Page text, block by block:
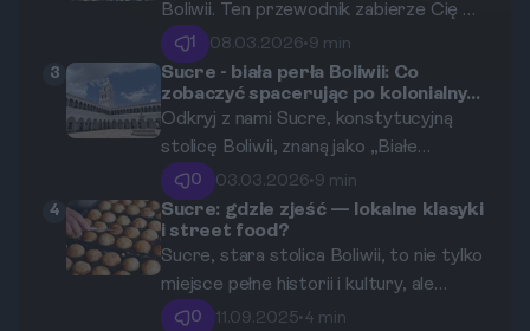
Twój pobyt w „Białym Mieście” był
niezapomniany.
Boliwii. Ten przewodnik zabierze Cię w
podróż po kolonialnych uliczkach,
smakach lokalnej kuchni, historii Inków i
prehistorycznych śladach dinozaurów,
pokazując, dlaczego to miasto jest
idealną alternatywą dla zatłoczonych
kurortów.
1 08.03.2026•9 min
3
Sucre - biała perła Boliwii: Co
zobaczyć spacerując po kolonialnych
uliczkach?
Odkryj z nami Sucre, konstytucyjną
stolicę Boliwii, znaną jako „Białe
Miasto”. Ten przewodnik zabierze Cię
w podróż po historycznych placach,
majestatycznych kościołach i ukrytych
zakątkach, które sprawiają, że Sucre
jest jednym z najpiękniejszych miast
Ameryki Południowej.
0 03.03.2026•9 min
4
Sucre: gdzie zjeść — lokalne klasyki
i street food?
Sucre, stara stolica Boliwii, to nie tylko
miejsce pełne historii i kultury, ale
również kulinarne serce kraju. W tym
0 11.09.2025•4 min